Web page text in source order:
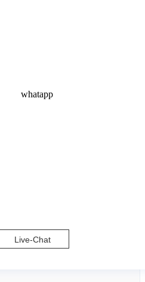
Live-Chat